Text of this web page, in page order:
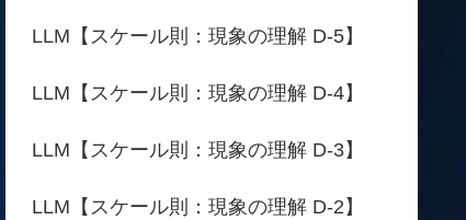
LLM【スケール則：現象の理解 D-5】
LLM【スケール則：現象の理解 D-4】
LLM【スケール則：現象の理解 D-3】
LLM【スケール則：現象の理解 D-2】